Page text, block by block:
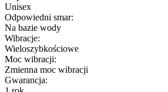
Unisex
Odpowiedni smar:
Na bazie wody
Wibracje:
Wieloszybkościowe
Moc wibracji:
Zmienna moc wibracji
Gwarancja: